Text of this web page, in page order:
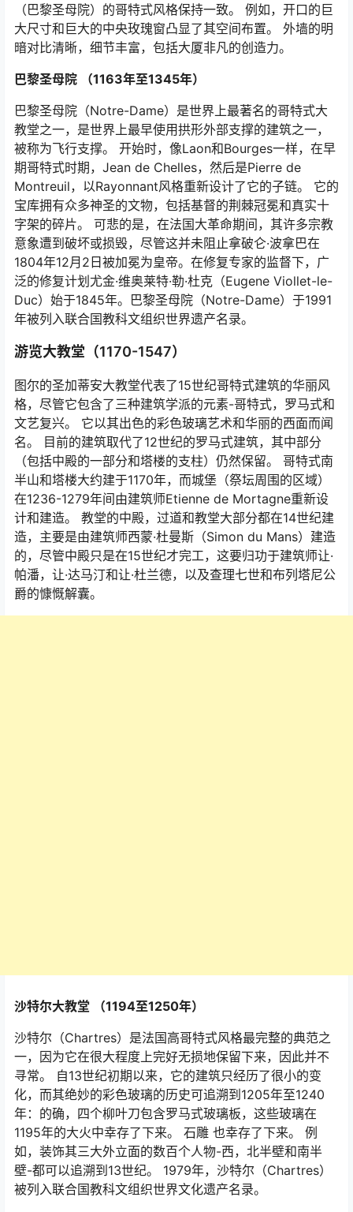
（巴黎圣母院）的哥特式风格保持一致。 例如，开口的巨
大尺寸和巨大的中央玫瑰窗凸显了其空间布置。 外墙的明
暗对比清晰，细节丰富，包括大厦非凡的创造力。
巴黎圣母院
（1163年至1345年）
巴黎圣母院（Notre-Dame）是世界上最著名的哥特式大
教堂之一，是世界上最早使用拱形外部支撑的建筑之一，
被称为飞行支撑。 开始时，像Laon和Bourges一样，在早
期哥特式时期，Jean de Chelles，然后是Pierre de
Montreuil，以Rayonnant风格重新设计了它的子链。 它的
宝库拥有众多神圣的文物，包括基督的荆棘冠冕和真实十
字架的碎片。 可悲的是，在法国大革命期间，其许多宗教
意象遭到破坏或损毁，尽管这并未阻止拿破仑·波拿巴在
1804年12月2日被加冕为皇帝。在修复专家的监督下，广
泛的修复计划尤金·维奥莱特·勒·杜克（Eugene Viollet-le-
Duc）始于1845年。巴黎圣母院（Notre-Dame）于1991
年被列入联合国教科文组织世界遗产名录。
游览大教堂（1170-1547）
图尔的圣加蒂安大教堂代表了15世纪哥特式建筑的华丽风
格，尽管它包含了三种建筑学派的元素-哥特式，罗马式和
文艺复兴。 它以其出色的彩色玻璃艺术和华丽的西面而闻
名。 目前的建筑取代了12世纪的罗马式建筑，其中部分
（包括中殿的一部分和塔楼的支柱）仍然保留。 哥特式南
半山和塔楼大约建于1170年，而城堡（祭坛周围的区域）
在1236-1279年间由建筑师Etienne de Mortagne重新设
计和建造。 教堂的中殿，过道和教堂大部分都在14世纪建
造，主要是由建筑师西蒙·杜曼斯（Simon du Mans）建造
的，尽管中殿只是在15世纪才完工，这要归功于建筑师让·
帕潘，让·达马汀和让·杜兰德，以及查理七世和布列塔尼公
爵的慷慨解囊。
沙特尔大教堂
（1194至1250年）
沙特尔（Chartres）是法国高哥特式风格最完整的典范之
一，因为它在很大程度上完好无损地保留下来，因此并不
寻常。 自13世纪初期以来，它的建筑只经历了很小的变
化，而其绝妙的彩色玻璃的历史可追溯到1205年至1240
年：的确，四个柳叶刀包含罗马式玻璃板，这些玻璃在
1195年的大火中幸存了下来。 石雕 也幸存了下来。 例
如，装饰其三大外立面的数百个人物-西，北半壁和南半
壁-都可以追溯到13世纪。 1979年，沙特尔（Chartres）
被列入联合国教科文组织世界文化遗产名录。